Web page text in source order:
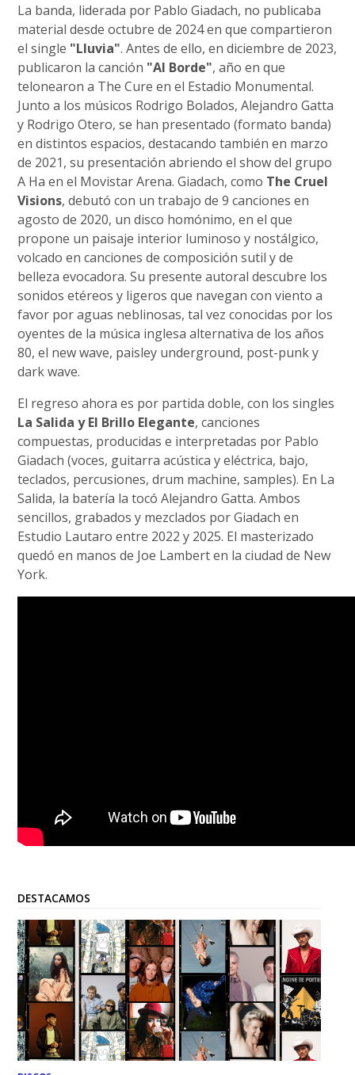
La banda, liderada por Pablo Giadach, no publicaba
material desde octubre de 2024 en que compartieron
el single "Lluvia". Antes de ello, en diciembre de 2023,
publicaron la canción "Al Borde", año en que
telonearon a The Cure en el Estadio Monumental.
Junto a los músicos Rodrigo Bolados, Alejandro Gatta
y Rodrigo Otero, se han presentado (formato banda)
en distintos espacios, destacando también en marzo
de 2021, su presentación abriendo el show del grupo
A Ha en el Movistar Arena. Giadach, como The Cruel
Visions, debutó con un trabajo de 9 canciones en
agosto de 2020, un disco homónimo, en el que
propone un paisaje interior luminoso y nostálgico,
volcado en canciones de composición sutil y de
belleza evocadora. Su presente autoral descubre los
sonidos etéreos y ligeros que navegan con viento a
favor por aguas neblinosas, tal vez conocidas por los
oyentes de la música inglesa alternativa de los años
80, el new wave, paisley underground, post-punk y
dark wave.
El regreso ahora es por partida doble, con los singles
La Salida y El Brillo Elegante, canciones
compuestas, producidas e interpretadas por Pablo
Giadach (voces, guitarra acústica y eléctrica, bajo,
teclados, percusiones, drum machine, samples). En La
Salida, la batería la tocó Alejandro Gatta. Ambos
sencillos, grabados y mezclados por Giadach en
Estudio Lautaro entre 2022 y 2025. El masterizado
quedó en manos de Joe Lambert en la ciudad de New
York.
DESTACAMOS